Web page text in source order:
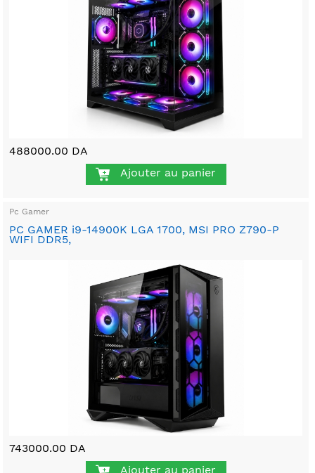
488000.00 DA
Ajouter au panier
Pc Gamer
PC GAMER i9-14900K LGA 1700, MSI PRO Z790-P
WIFI DDR5,
743000.00 DA
Ajouter au panier